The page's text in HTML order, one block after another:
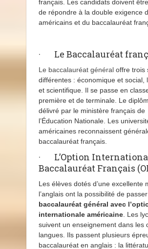
français. Les candidats doivent
de répondre à la double exigence
américains et du baccalauréat
· Le Baccalauréat
Le baccalauréat généraloffre trois
différentes : économique et social,
et scientifique. Il se passe en
première et de terminale. Le
délivré par le ministère français de
l’Éducation Nationale. Les
américaines reconnaissent
baccalauréat français.
· L’Option
Baccalauréat Français
Les élèves dotés d’une excellente
l’anglais ont la possibilité de
baccalauréat général avec
internationale américaine. Les
suivent un enseignement dans les
langues. Ils passent plusieurs
baccalauréat en anglais : la